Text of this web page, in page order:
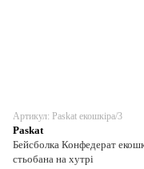
Артикул: Paskat екошкіра/3
Paskat
Бейсболка Конфедерат
стьобана на хутрі